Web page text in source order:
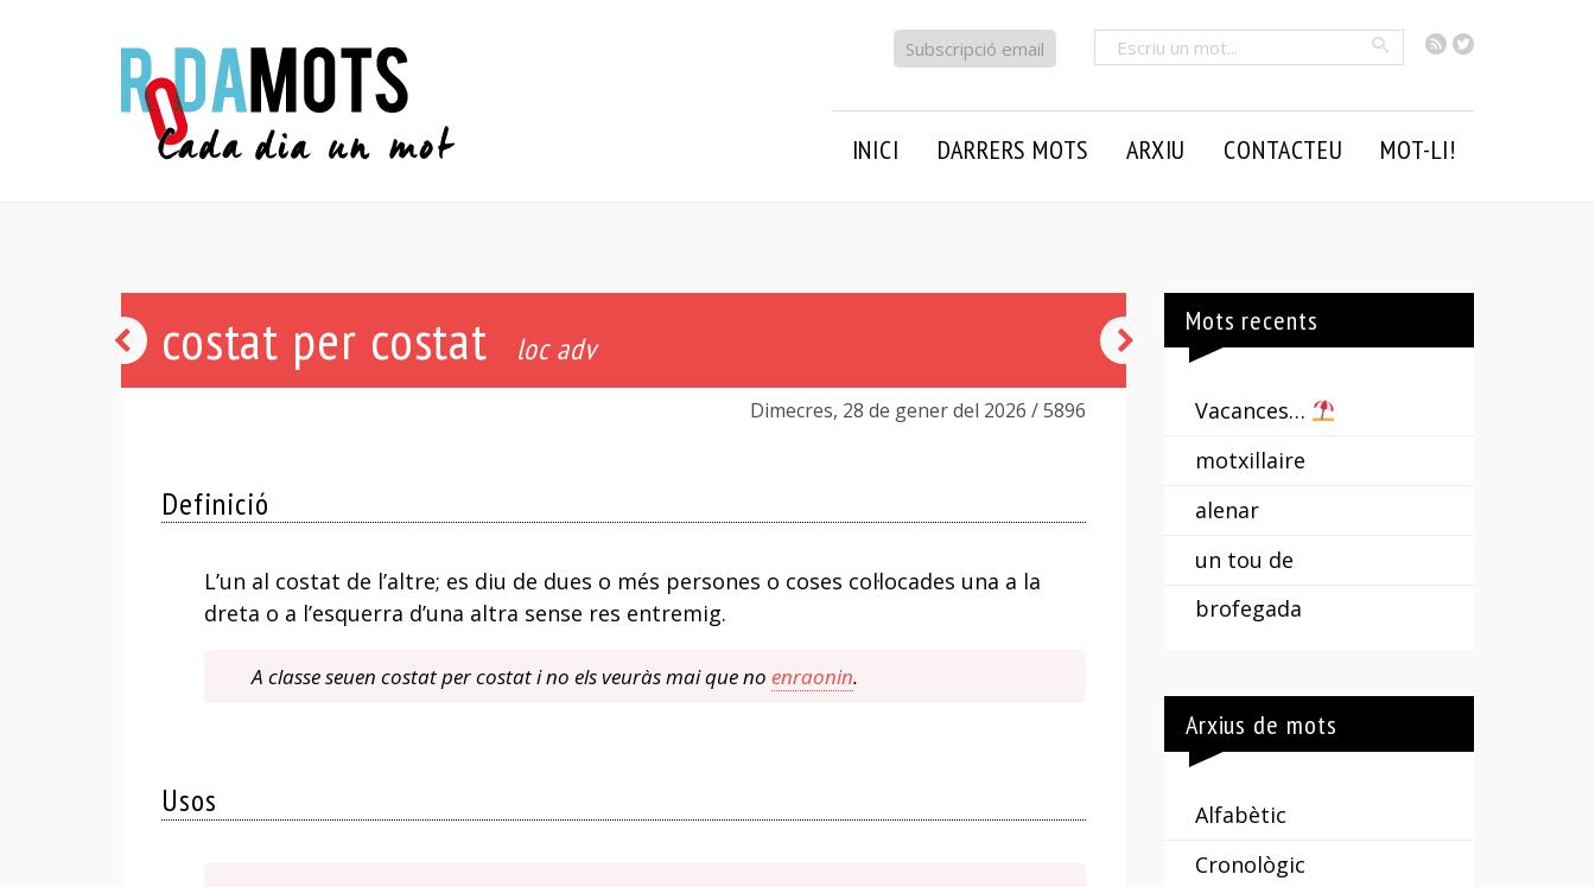
RSSTwitter
Cercar
Subscripció email
INICI DARRERS MOTS ARXIU CONTACTEU MOT-LI!
costat per costat loc adv
Dimecres, 28 de gener del 2026 / 5896
Definició
L’un al costat de l’altre; es diu de dues o més persones o coses col·locades una a la
dreta o a l’esquerra d’una altra sense res entremig.
A classe seuen costat per costat i no els veuràs mai que no enraonin.
Usos
fet
i
Mots recents
Vacances…
motxillaire
alenar
un tou de
brofegada
Arxius de mots
Alfabètic
Cronològic